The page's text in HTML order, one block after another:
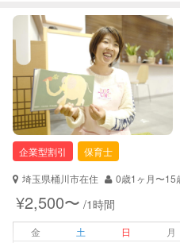
ターが対応いたします。上尾で様々なスキル
容に合わせて選んでいただけます。
企業型割引
保育士
埼玉県桶川市在住
0歳1ヶ月〜15
¥2,500〜 /1時間
金 土 日 月